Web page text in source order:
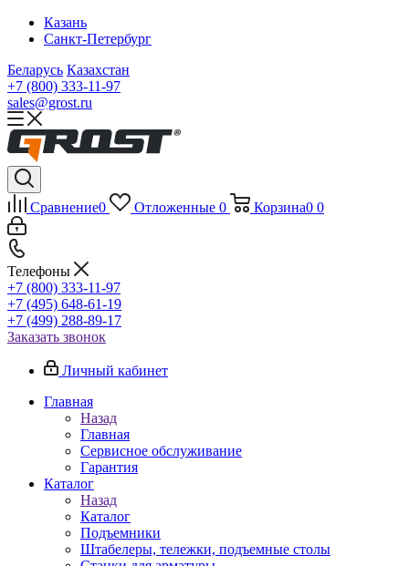
Казань
Санкт-Петербург
Беларусь Казахстан
+7 (800) 333-11-97
sales@grost.ru
Сравнение0 Отложенные 0 Корзина0 0
Телефоны
+7 (800) 333-11-97
+7 (495) 648-61-19
+7 (499) 288-89-17
Заказать звонок
Личный кабинет
Главная
Назад
Главная
Сервисное обслуживание
Гарантия
Каталог
Назад
Каталог
Подъемники
Штабелеры, тележки, подъемные столы